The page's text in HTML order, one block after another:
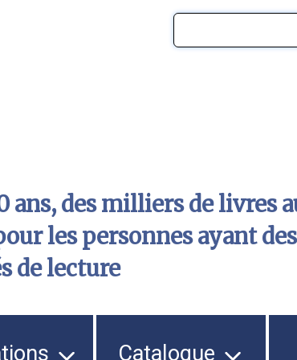
ans, des milliers de livres
les personnes ayant des
de lecture
Catalogue